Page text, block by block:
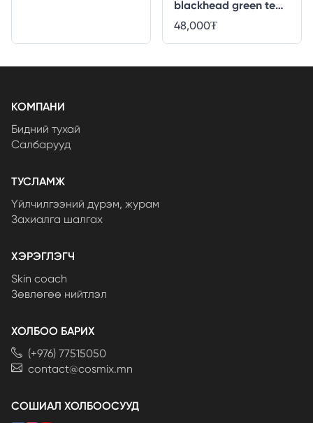
blackhead green tea
tox bubble cleanser -
120gr
48,000₮
КОМПАНИ
Бидний тухай
Салбарууд
ТУСЛАМЖ
Үйлчилгээний дүрэм, журам
Захиалга шалгах
ХЭРЭГЛЭГЧ
Skin coach
Зөвлөгөө нийтлэл
ХОЛБОО БАРИХ
(+976) 77515050
contact@cosmix.mn
СОШИАЛ ХОЛБООСУУД